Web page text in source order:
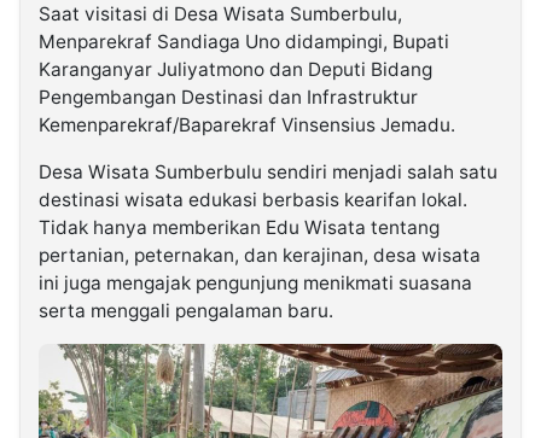
Saat visitasi di Desa Wisata Sumberbulu,
Menparekraf Sandiaga Uno didampingi, Bupati
Karanganyar Juliyatmono dan Deputi Bidang
Pengembangan Destinasi dan Infrastruktur
Kemenparekraf/Baparekraf Vinsensius Jemadu.
Desa Wisata Sumberbulu sendiri menjadi salah satu
destinasi wisata edukasi berbasis kearifan lokal.
Tidak hanya memberikan Edu Wisata tentang
pertanian, peternakan, dan kerajinan, desa wisata
ini juga mengajak pengunjung menikmati suasana
serta menggali pengalaman baru.